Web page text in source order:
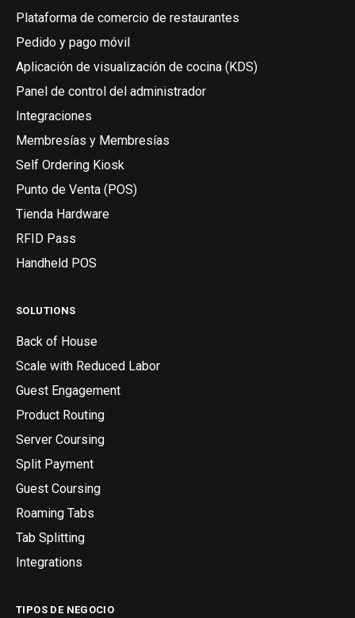
Plataforma de comercio de restaurantes
Pedido y pago móvil
Aplicación de visualización de cocina (KDS)
Panel de control del administrador
Integraciones
Membresías y Membresías
Self Ordering Kiosk
Punto de Venta (POS)
Tienda Hardware
RFID Pass
Handheld POS
SOLUTIONS
Back of House
Scale with Reduced Labor
Guest Engagement
Product Routing
Server Coursing
Split Payment
Guest Coursing
Roaming Tabs
Tab Splitting
Integrations
TIPOS DE NEGOCIO